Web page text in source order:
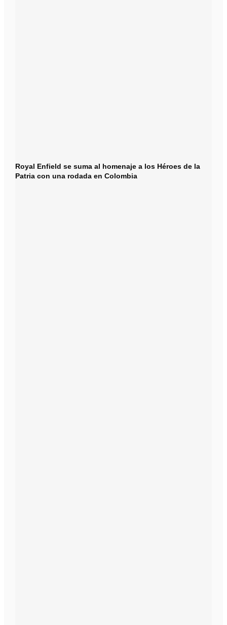
Royal Enfield se suma al homenaje a los Héroes de la
Patria con una rodada en Colombia